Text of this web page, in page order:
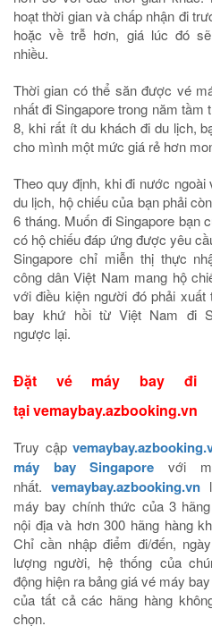
hoạt thời gian và chấp nhận đi
hoặc về trễ hơn, giá lúc đó
nhiều.
Thời gian có thể săn được vé
nhất đi Singapore trong năm tầm
8, khi rất ít du khách đi du lịch,
cho mình một mức giá rẻ hơn
Theo quy định, khi đi nước
du lịch, hộ chiếu của bạn phải
6 tháng. Muốn đi Singapore bạn
có hộ chiếu đáp ứng được yêu
Singapore chỉ miễn thị thực
công dân Việt Nam mang hộ
với điều kiện người đó phải xuất
bay khứ hồi từ Việt Nam đi
ngược lại.
Đặt vé máy bay đi
tạivemaybay.azbooking.vn
Truy cập
máy bay Singapore với
nhất. vemaybay.azbooking.vn
máy bay chính thức của 3
nội địa và hơn 300 hãng hàng
Chỉ cần nhập điểm đi/đến,
lượng người, hệ thống của
động hiện ra bảng giá vé máy
của tất cả các hãng hàng
chọn.